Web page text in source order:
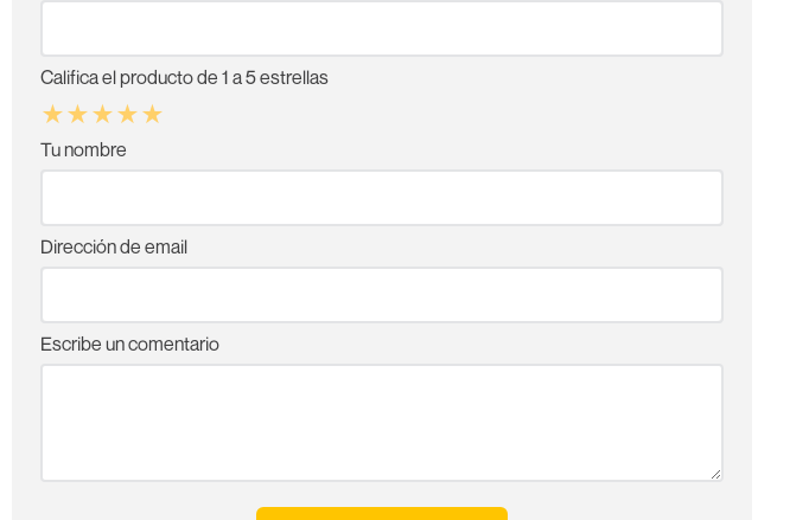
Califica el producto de 1 a 5 estrellas
★★★★★
Tu nombre
Dirección de email
Escribe un comentario